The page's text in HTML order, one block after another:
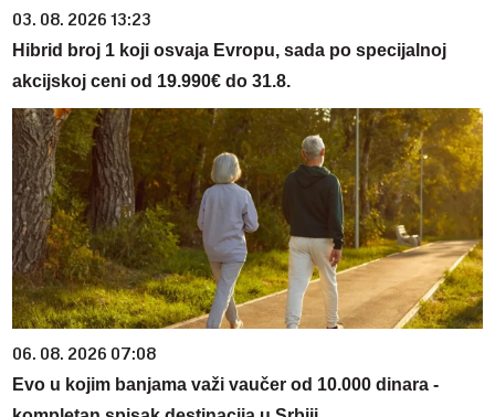
03. 08. 2026 13:23
Hibrid broj 1 koji osvaja Evropu, sada po specijalnoj
akcijskoj ceni od 19.990€ do 31.8.
06. 08. 2026 07:08
Evo u kojim banjama važi vaučer od 10.000 dinara -